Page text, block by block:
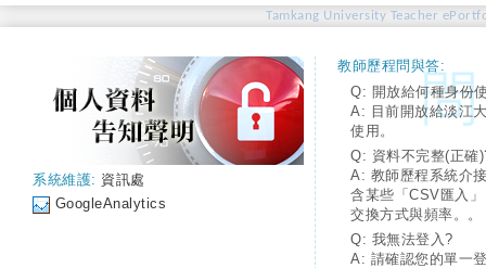
Tamkang University Teacher
系統維護: 資訊處
GoogleAnalytics
教師歷程問與答:
Q: 開放給何種身份
A: 目前開放給淡江
使用。
Q: 資料不完整(正確
A: 教師歷程系統介
含某些「CSV匯入
交換方式與頻率。。
Q: 我無法登入?
A: 請確認您的單一